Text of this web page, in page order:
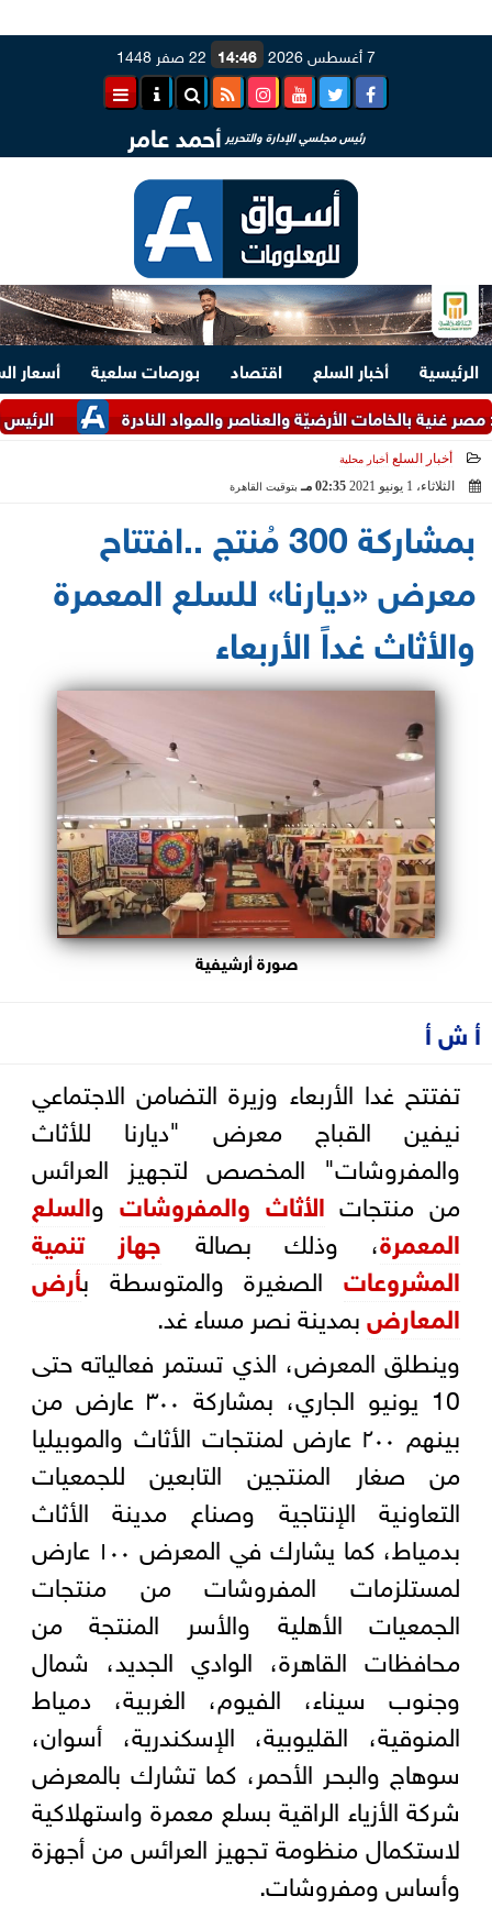
7 أغسطس 2026 14:46 22 صفر 1448
رئيس مجلسي الإدارة والتحرير أحمد عامر
الرئيسية أخبار السلع اقتصاد بورصات سلعية
أسعار
الرئيس
بالخامات الأرضيّة والعناصر والمواد النادرة
أخبار السلع أخبار محلية
الثلاثاء، 1 يونيو 2021 02:35 مـ بتوقيت القاهرة
بمشاركة 300 مُنتج ..افتتاح
معرض «ديارنا» للسلع المعمرة
والأثاث غداً الأربعاء
صورة أرشيفية
أ ش أ
تفتتح غدا الأربعاء وزيرة التضامن الاجتماعي
نيفين القباج معرض "ديارنا للأثاث
والمفروشات" المخصص لتجهيز العرائس
من منتجات الأثاث والمفروشات والسلع
المعمرة، وذلك بصالة جهاز تنمية
المشروعاتالصغيرة والمتوسطة بأرض
المعارضبمدينة نصر مساء غد.
وينطلق المعرض، الذي تستمر فعالياته حتى
10 يونيو الجاري، بمشاركة ٣٠٠ عارض من
بينهم ٢٠٠ عارض لمنتجات الأثاث والموبيليا
من صغار المنتجين التابعين للجمعيات
التعاونية الإنتاجية وصناع مدينة الأثاث
بدمياط، كما يشارك في المعرض ١٠٠ عارض
لمستلزمات المفروشات من منتجات
الجمعيات الأهلية والأسر المنتجة من
محافظات القاهرة، الوادي الجديد، شمال
وجنوب سيناء، الفيوم، الغربية، دمياط
المنوقية، القليوبية، الإسكندرية، أسوان،
سوهاج والبحر الأحمر، كما تشارك بالمعرض
شركة الأزياء الراقية بسلع معمرة واستهلاكية
لاستكمال منظومة تجهيز العرائس من أجهزة
وأساس ومفروشات.